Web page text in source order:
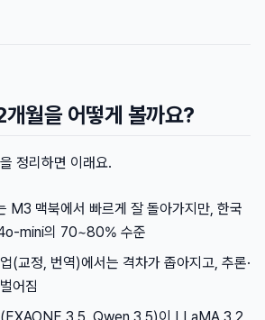
월을 어떻게 볼까요?
정리하면 이래요.
M3 맥북에서 빠르게 잘 돌아가지만, 한국
mini의 70~80% 수준
(교정, 번역)에서는 격차가 좁아지고, 추론·
어짐